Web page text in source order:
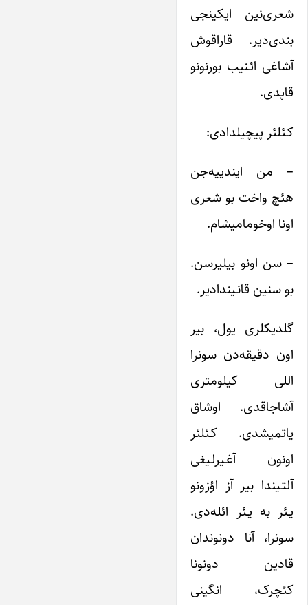
شعری‌نین ایکینجی
بندی‌دیر. قاراقوش
آشاغی ائـنیب بورنونو
قاپدی.
کـئلئر پیچیلدادی:
– من ایندییه‌جن
هئچ واخت بو شعری
اونا اوخومامیشام.
– سن اونو بیلیرسن.
بو سنین قانـیندادیر.
گلدیکلری یول، بیر
اون دقیقه‌دن سونرا
اللی کیلومتری
آشاجاقدی. اوشاق
یاتمیشدی. کـئلئر
اونون آغـیرلـیغی
آلتـیندا بیر آز اؤزونو
یـئر به‌ یـئر ائله‌دی.
سونرا، آنا دونوندان
قادین دونونا
کئچرک، انگینی